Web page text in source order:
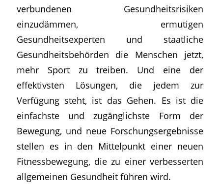
verbundenen Gesundheitsrisiken
einzudämmen, ermutigen
Gesundheitsexperten und staatliche
Gesundheitsbehörden die Menschen jetzt,
mehr Sport zu treiben. Und eine der
effektivsten Lösungen, die jedem zur
Verfügung steht, ist das Gehen. Es ist die
einfachste und zugänglichste Form der
Bewegung, und neue Forschungsergebnisse
stellen es in den Mittelpunkt einer neuen
Fitnessbewegung, die zu einer verbesserten
allgemeinen Gesundheit führen wird.